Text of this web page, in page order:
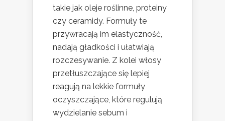
takie jak oleje roślinne, proteiny
czy ceramidy. Formuły te
przywracają im elastyczność,
nadają gładkości i ułatwiają
rozczesywanie. Z kolei włosy
przetłuszczające się lepiej
reagują na lekkie formuły
oczyszczające, które regulują
wydzielanie sebum i